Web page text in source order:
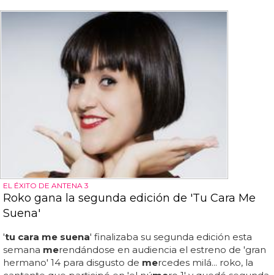
EL ÉXITO DE ANTENA 3
Roko gana la segunda edición de 'Tu Cara Me
Suena'
'tu cara me suena' finalizaba su segunda edición esta
semana merendándose en audiencia el estreno de 'gran
hermano' 14 para disgusto de mercedes milá... roko, la